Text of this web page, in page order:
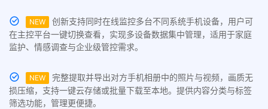
NEW
创新支持同时在线监控多台不同系统手机设备，用户可
在主控平台一键切换查看，实现多设备数据集中管理，适用于家庭
监护、情感调查与企业级管控需求。
NEW
完整提取并导出对方手机相册中的照片与视频，画质无
损压缩，支持一键云存储或批量下载至本地。提供内容分类与标签
筛选功能，管理更便捷。